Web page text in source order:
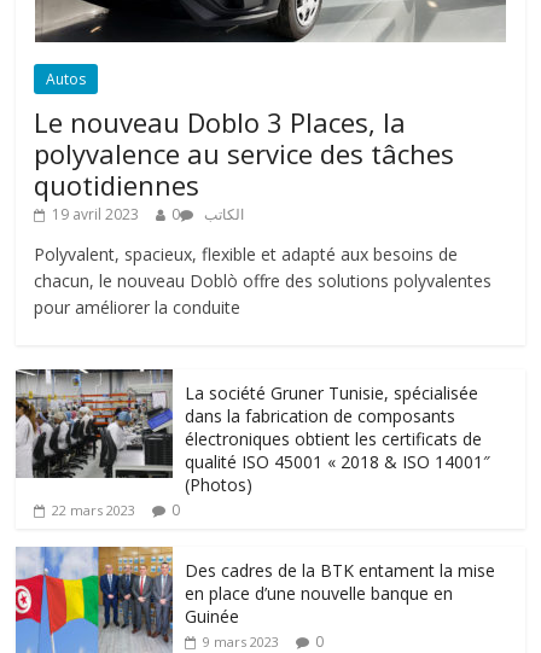
Autos
Le nouveau Doblo 3 Places, la
polyvalence au service des tâches
quotidiennes
19 avril 2023 الكاتب 0
Polyvalent, spacieux, flexible et adapté aux besoins de
chacun, le nouveau Doblò offre des solutions polyvalentes
pour améliorer la conduite
La société Gruner Tunisie, spécialisée
dans la fabrication de composants
électroniques obtient les certificats de
qualité ISO 45001 « 2018 & ISO 14001″
(Photos)
22 mars 2023 0
Des cadres de la BTK entament la mise
en place d’une nouvelle banque en
Guinée
9 mars 2023 0